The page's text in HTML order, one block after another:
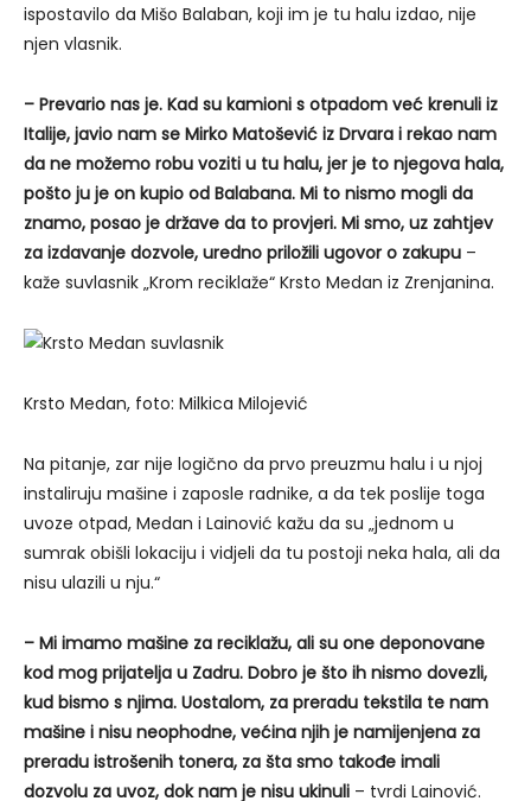
ispostavilo da Mišo Balaban, koji im je tu halu izdao, nije
njen vlasnik.
– Prevario nas je. Kad su kamioni s otpadom već krenuli iz
Italije, javio nam se Mirko Matošević iz Drvara i rekao nam
da ne možemo robu voziti u tu halu, jer je to njegova hala,
pošto ju je on kupio od Balabana. Mi to nismo mogli da
znamo, posao je države da to provjeri. Mi smo, uz zahtjev
za izdavanje dozvole, uredno priložili ugovor o zakupu –
kaže suvlasnik „Krom reciklaže“ Krsto Medan iz Zrenjanina.
Krsto Medan, foto: Milkica Milojević
Na pitanje, zar nije logično da prvo preuzmu halu i u njoj
instaliruju mašine i zaposle radnike, a da tek poslije toga
uvoze otpad, Medan i Lainović kažu da su „jednom u
sumrak obišli lokaciju i vidjeli da tu postoji neka hala, ali da
nisu ulazili u nju.“
– Mi imamo mašine za reciklažu, ali su one deponovane
kod mog prijatelja u Zadru. Dobro je što ih nismo dovezli,
kud bismo s njima. Uostalom, za preradu tekstila te nam
mašine i nisu neophodne, većina njih je namijenjena za
preradu istrošenih tonera, za šta smo takođe imali
dozvolu za uvoz, dok nam je nisu ukinuli – tvrdi Lainović.